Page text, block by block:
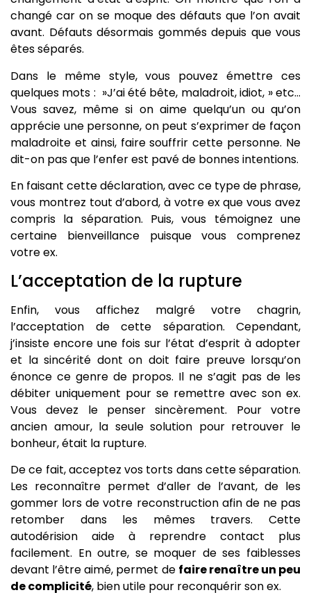
changé car on se moque des défauts que l’on avait
avant. Défauts désormais gommés depuis que vous
êtes séparés.
Dans le même style, vous pouvez émettre ces
quelques mots : »J’ai été bête, maladroit, idiot, » etc…
Vous savez, même si on aime quelqu’un ou qu’on
apprécie une personne, on peut s’exprimer de façon
maladroite et ainsi, faire souffrir cette personne. Ne
dit-on pas que l’enfer est pavé de bonnes intentions.
En faisant cette déclaration, avec ce type de phrase,
vous montrez tout d’abord, à votre ex que vous avez
compris la séparation. Puis, vous témoignez une
certaine bienveillance puisque vous comprenez
votre ex.
L’acceptation de la rupture
Enfin, vous affichez malgré votre chagrin,
l’acceptation de cette séparation. Cependant,
j’insiste encore une fois sur l’état d’esprit à adopter
et la sincérité dont on doit faire preuve lorsqu’on
énonce ce genre de propos. Il ne s’agit pas de les
débiter uniquement pour se remettre avec son ex.
Vous devez le penser sincèrement. Pour votre
ancien amour, la seule solution pour retrouver le
bonheur, était la rupture.
De ce fait, acceptez vos torts dans cette séparation.
Les reconnaître permet d’aller de l’avant, de les
gommer lors de votre reconstruction afin de ne pas
retomber dans les mêmes travers. Cette
autodérision aide à reprendre contact plus
facilement. En outre, se moquer de ses faiblesses
devant l’être aimé, permet de faire renaître un peu
de complicité, bien utile pour reconquérir son ex.